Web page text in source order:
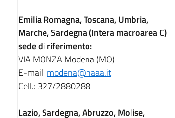
Emilia Romagna, Toscana, Umbria,
Marche, Sardegna (Intera macroarea C)
sede di riferimento:
VIA MONZA Modena (MO)
E-mail: modena@naaa.it
Cell.: 327/2880288
Lazio, Sardegna, Abruzzo, Molise,